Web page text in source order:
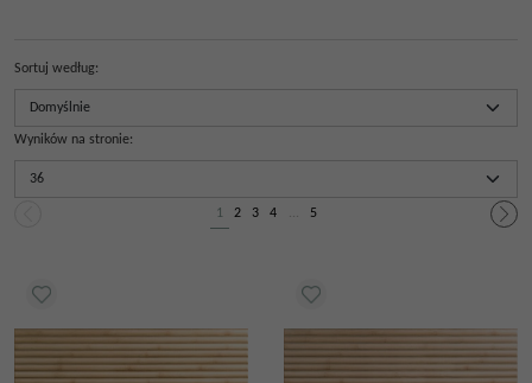
Sortuj według:
Wyników na stronie:
1 2 3 4 ... 5